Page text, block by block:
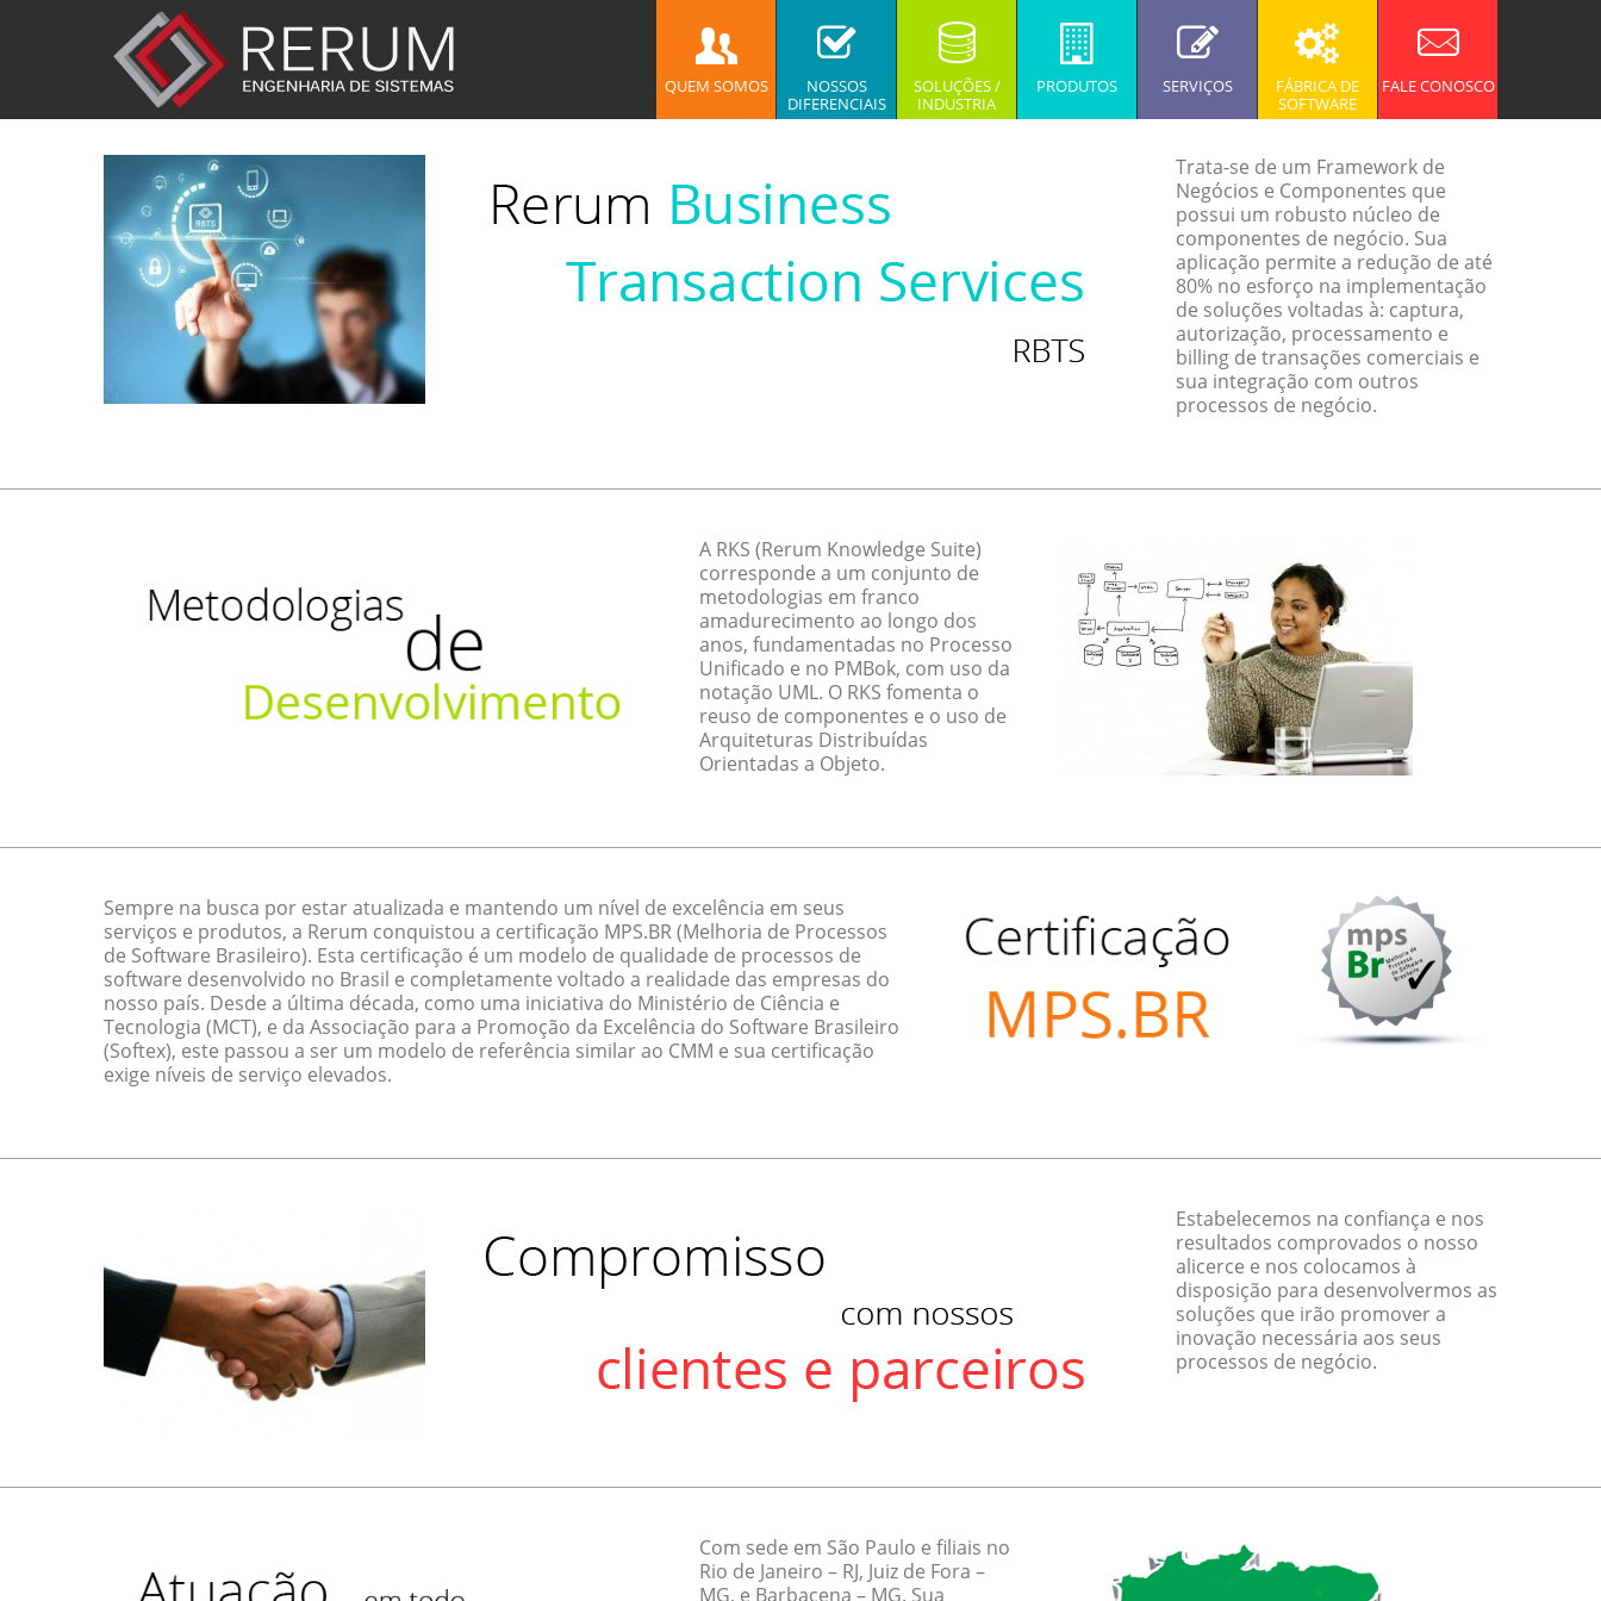
QUEM SOMOS
NOSSOS
DIFERENCIAIS
SOLUÇÕES /
INDUSTRIA
PRODUTOS SERVIÇOS
FÁBRICA DE
SOFTWARE
FALE CONOSCO
Trata-se de um Framework de
Negócios e Componentes que
possui um robusto núcleo de
componentes de negócio. Sua
aplicação permite a redução de até
80% no esforço na implementação
de soluções voltadas à: captura,
autorização, processamento e
billing de transações comerciais e
sua integração com outros
processos de negócio.
A RKS (Rerum Knowledge Suite)
corresponde a um conjunto de
metodologias em franco
amadurecimento ao longo dos
anos, fundamentadas no Processo
Unificado e no PMBok, com uso da
notação UML. O RKS fomenta o
reuso de componentes e o uso de
Arquiteturas Distribuídas
Orientadas a Objeto.
Sempre na busca por estar atualizada e mantendo um nível de excelência em seus
serviços e produtos, a Rerum conquistou a certificação MPS.BR (Melhoria de Processos
de Software Brasileiro). Esta certificação é um modelo de qualidade de processos de
software desenvolvido no Brasil e completamente voltado a realidade das empresas do
nosso país. Desde a última década, como uma iniciativa do Ministério de Ciência e
Tecnologia (MCT), e da Associação para a Promoção da Excelência do Software Brasileiro
(Softex), este passou a ser um modelo de referência similar ao CMM e sua certificação
exige níveis de serviço elevados.
Estabelecemos na confiança e nos
resultados comprovados o nosso
alicerce e nos colocamos à
disposição para desenvolvermos as
soluções que irão promover a
inovação necessária aos seus
processos de negócio.
Com sede em São Paulo e filiais no
Rio de Janeiro – RJ, Juiz de Fora –
MG, e Barbacena – MG. Sua